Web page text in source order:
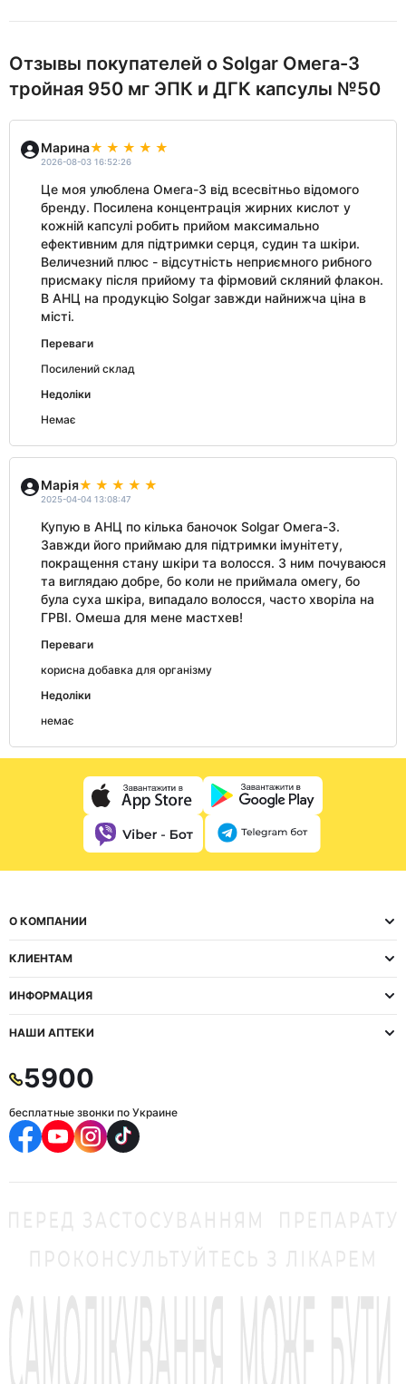
Отзывы покупателей о Solgar Омега-3
тройная 950 мг ЭПК и ДГК капсулы №50
Марина
2026-08-03 16:52:26
Це моя улюблена Омега-3 від всесвітньо відомого
бренду. Посилена концентрація жирних кислот у
кожній капсулі робить прийом максимально
ефективним для підтримки серця, судин та шкіри.
Величезний плюс - відсутність неприємного рибного
присмаку після прийому та фірмовий скляний флакон.
В АНЦ на продукцію Solgar завжди найнижча ціна в
місті.
Переваги
Посилений склад
Недоліки
Немає
Марія
2025-04-04 13:08:47
Купую в АНЦ по кілька баночок Solgar Омега-3.
Завжди його приймаю для підтримки імунітету,
покращення стану шкіри та волосся. З ним почуваюся
та виглядаю добре, бо коли не приймала омегу, бо
була суха шкіра, випадало волосся, часто хворіла на
ГРВІ. Омеша для мене мастхев!
Переваги
корисна добавка для організму
Недоліки
немає
О КОМПАНИИ
КЛИЕНТАМ
ИНФОРМАЦИЯ
НАШИ АПТЕКИ
5900
бесплатные звонки по Украине